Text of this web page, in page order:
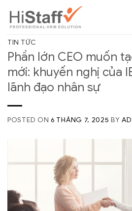
TIN TỨC
Phần lớn CEO muốn
mới: khuyến nghị của
lãnh đạo nhân sự
POSTED ON 6 THÁNG 7, 2025 BY